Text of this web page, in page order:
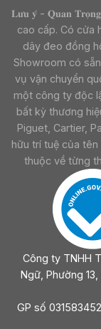
𝐋𝐮̛𝐮 𝐲́ - 𝐐𝐮𝐚𝐧
cao cấp. Có cửa
dây đeo đồng
Showroom có
vụ vận chuyển
một công ty độc
bất kỳ thương
Piguet, Cartier,
hữu trí tuệ của
thuộc về từng
Công ty TNHH
Ngữ, Phường 13,
GP số